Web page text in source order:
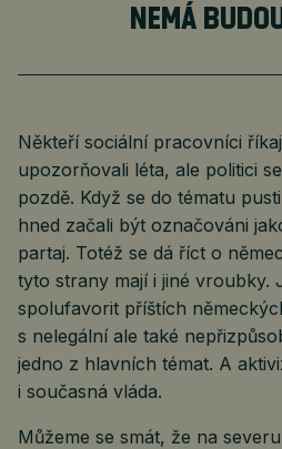
NEMÁ
Někteří sociální pracovníci
upozorňovali léta, ale politici
pozdě. Když se do tématu
hned začali být označováni
partaj. Totéž se dá říct o
tyto strany mají i jiné vroubky.
spolufavorit příštích
s nelegální ale také
jedno z hlavních témat. A
i současná vláda.
Můžeme se smát, že na